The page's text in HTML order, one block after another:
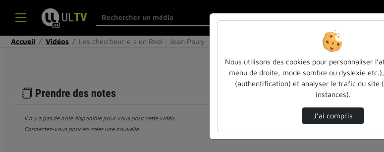
Accueil Vidéos Les chercheur·e·s en Reel : Jean Pauly
Prendre des notes
Il n’y a pas de note disponible pour vous pour cette vidéo.
Connectez-vous pour en créer une nouvelle.
Nous utilisons des cookies pour personnaliser
menu de droite, mode sombre ou dyslexie
(authentification) et analyser le trafic du site
instances).
J’ai compris